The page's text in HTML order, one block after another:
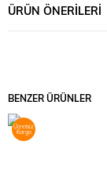
ÜRÜN ÖNERILERI
BENZER ÜRÜNLER
Ücretsiz
Kargo